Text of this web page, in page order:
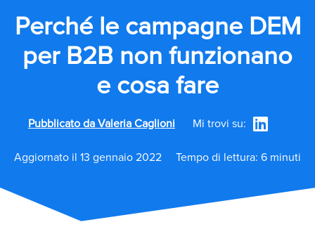
Perché le campagne DEM
per B2B non funzionano
e cosa fare
Pubblicato da Valeria Caglioni Mi trovi su:
Aggiornato il 13 gennaio 2022 Tempo di lettura: 6 minuti